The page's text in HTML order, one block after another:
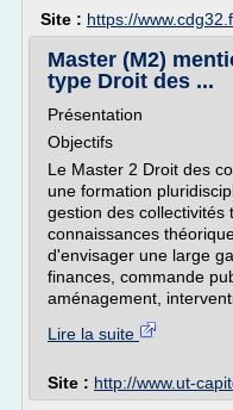
Site : https://
Master (M2)
type Droit des ...
Présentation
Objectifs
Le Master 2 Droit des
une formation
gestion des collectivités
connaissances
d'envisager une large
finances, commande
aménagement,
Lire la suite
Site : http://www.ut-